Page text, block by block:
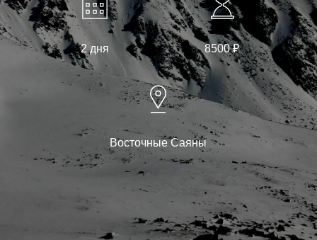
2 дня 8500 ₽
Восточные Саяны